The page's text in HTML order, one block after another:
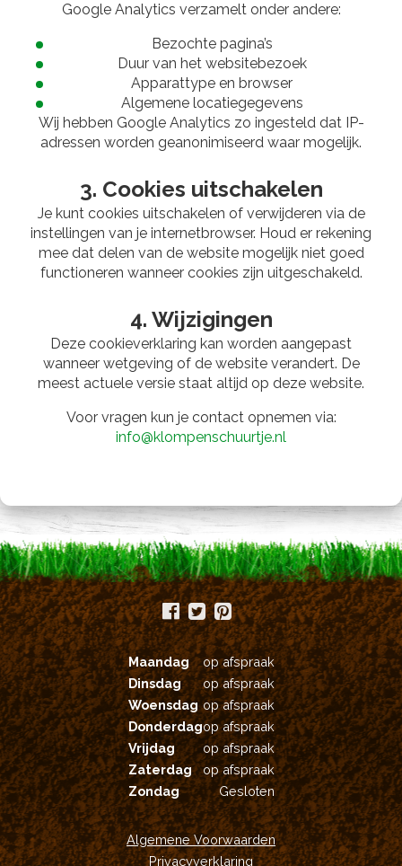
Google Analytics verzamelt onder andere:
Bezochte pagina’s
Duur van het websitebezoek
Apparattype en browser
Algemene locatiegegevens
Wij hebben Google Analytics zo ingesteld dat IP-
adressen worden geanonimiseerd waar mogelijk.
3. Cookies uitschakelen
Je kunt cookies uitschakelen of verwijderen via de
instellingen van je internetbrowser. Houd er rekening
mee dat delen van de website mogelijk niet goed
functioneren wanneer cookies zijn uitgeschakeld.
4. Wijzigingen
Deze cookieverklaring kan worden aangepast
wanneer wetgeving of de website verandert. De
meest actuele versie staat altijd op deze website.
Voor vragen kun je contact opnemen via:
info@klompenschuurtje.nl
Maandag
op afspraak
Dinsdag
op afspraak
Woensdag op afspraak
Donderdagop afspraak
Vrijdag
op afspraak
Zaterdag
op afspraak
Zondag
Gesloten
Algemene Voorwaarden
Privacyverklaring